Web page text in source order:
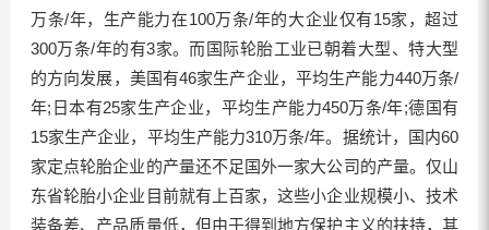
万条/年，生产能力在100万条/年的大企业仅有15家，超过
300万条/年的有3家。而国际轮胎工业已朝着大型、特大型
的方向发展，美国有46家生产企业，平均生产能力440万条/
年;日本有25家生产企业，平均生产能力450万条/年;德国有
15家生产企业，平均生产能力310万条/年。据统计，国内60
家定点轮胎企业的产量还不足国外一家大公司的产量。仅山
东省轮胎小企业目前就有上百家，这些小企业规模小、技术
装备差、产品质量低，但由于得到地方保护主义的扶持，其